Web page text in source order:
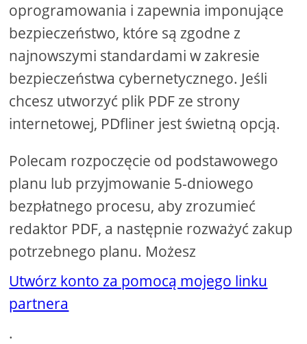
oprogramowania i zapewnia imponujące
bezpieczeństwo, które są zgodne z
najnowszymi standardami w zakresie
bezpieczeństwa cybernetycznego. Jeśli
chcesz utworzyć plik PDF ze strony
internetowej, PDfliner jest świetną opcją.
Polecam rozpoczęcie od podstawowego
planu lub przyjmowanie 5-dniowego
bezpłatnego procesu, aby zrozumieć
redaktor PDF, a następnie rozważyć zakup
potrzebnego planu. Możesz
Utwórz konto za pomocą mojego linku
partnera
.